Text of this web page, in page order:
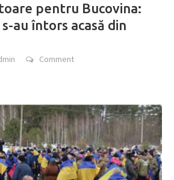
pentru Bucovina:
au întors acasă din
Comment